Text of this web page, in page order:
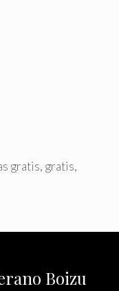
gratis, gratis,
Boizu